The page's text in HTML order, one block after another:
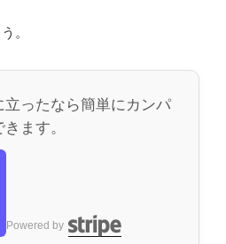
。
立ったなら簡単にカンパ
きます。
Powered by